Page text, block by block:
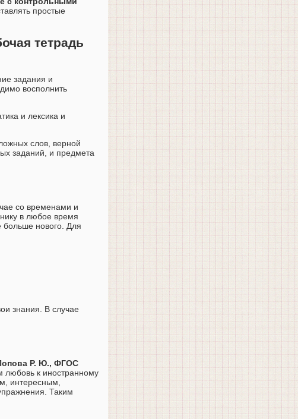
простые
тетрадь
задания и
восполнить
и лексика и
слов, верной
заданий, и предмета
со временами и
в любое время
больше нового. Для
знания. В случае
Р. Ю., ФГОС
любовь к иностранному
интересным,
Таким